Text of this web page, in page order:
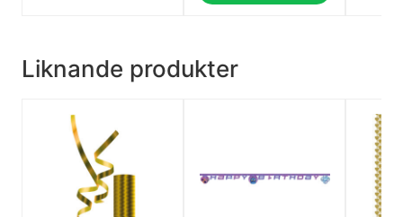
Liknande produkter